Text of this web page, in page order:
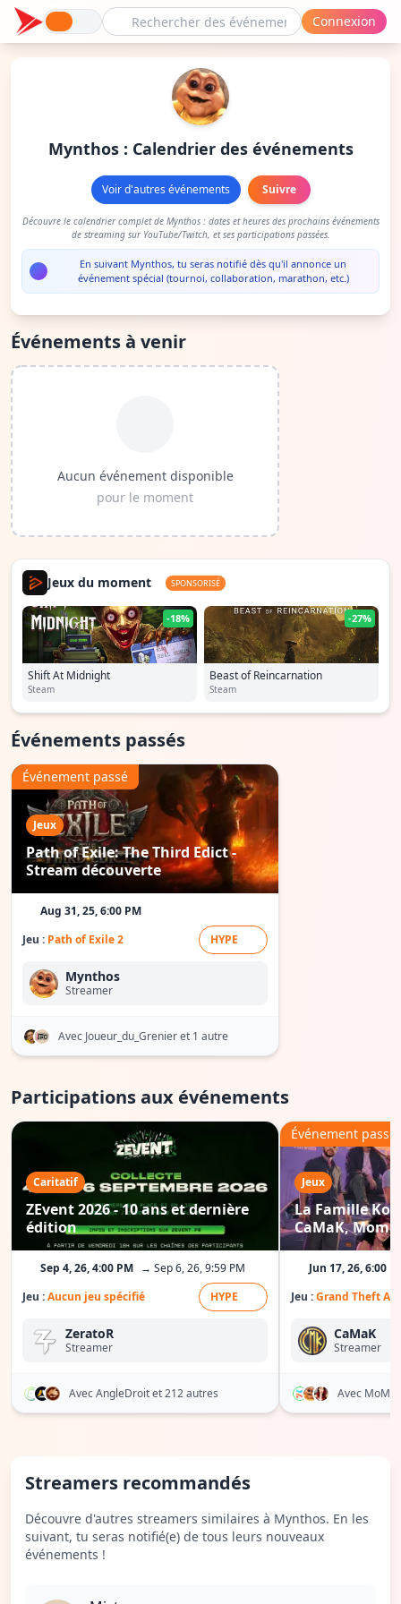
Connexion
Mynthos : Calendrier des événements
Voir d'autres événements Suivre
Découvre le calendrier complet de Mynthos : dates et heures des prochains événements
de streaming sur YouTube/Twitch, et ses participations passées.
En suivant Mynthos, tu seras notifié dès qu'il annonce un
événement spécial (tournoi, collaboration, marathon, etc.)
Événements à venir
Aucun événement disponible
pour le moment
Jeux du moment SPONSORISÉ
-18%
Shift At Midnight
Steam
-27%
Beast of Reincarnation
Steam
Événements passés
Jeux
Path of Exile: The Third Edict -
Stream découverte
Événement passé
Aug 31, 25, 6:00 PM
Jeu : Path of Exile 2 HYPE
Mynthos
Streamer
Avec Joueur_du_Grenieret 1 autre
Participations aux événements
Caritatif
ZEvent 2026 - 10 ans et dernière
édition
Sep 4, 26, 4:00 PM → Sep 6, 26, 9:59 PM
Jeu :Aucun jeu spécifié HYPE
ZeratoR
Streamer
Avec AngleDroitet 212 autres
Jeux
La Famille
CaMaK,
Tsunadida...
Événement passé
Jun 17, 26, 6:00
Jeu :Grand Theft
CaMaK
Streamer
Avec
Streamers recommandés
Découvre d'autres streamers similaires à Mynthos. En les
suivant, tu seras notifié(e) de tous leurs nouveaux
événements !